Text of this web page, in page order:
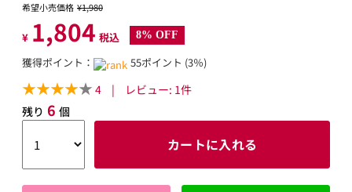
希望小売価格 ¥1,980
¥ 1,804 税込 8% OFF
獲得ポイント： 55ポイント (3％)
4 | レビュー: 1件
残り 6 個
カートに入れる